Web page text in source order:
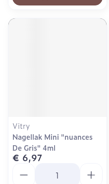
Vitry
Nagellak Mini "nuances
De Gris" 4ml
€ 6,97